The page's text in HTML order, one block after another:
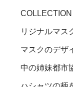
リジナルマス
マスクのデザ
中の姉妹都市